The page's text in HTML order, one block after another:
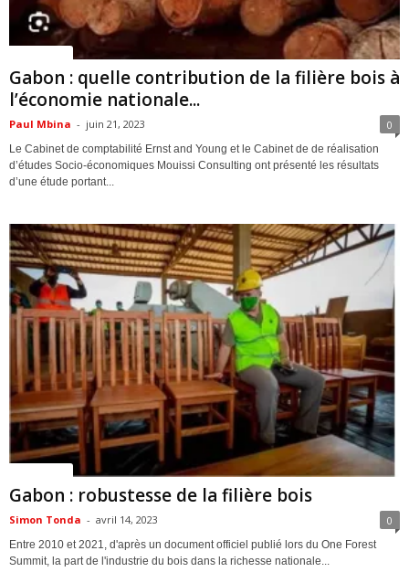
Gabon : quelle contribution de la filière bois à
l’économie nationale...
Paul Mbina - juin 21, 2023 0
Le Cabinet de comptabilité Ernst and Young et le Cabinet de de réalisation
d’études Socio-économiques Mouissi Consulting ont présenté les résultats
d’une étude portant...
Gabon : robustesse de la filière bois
Simon Tonda - avril 14, 2023 0
Entre 2010 et 2021, d'après un document officiel publié lors du One Forest
Summit, la part de l'industrie du bois dans la richesse nationale...